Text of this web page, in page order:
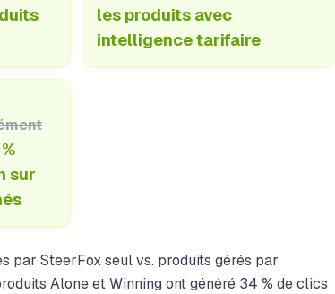
les produits avec
intelligence tarifaire
sur
par SteerFox seul vs. produits gérés par
Alone et Winning ont généré 34 % de clics